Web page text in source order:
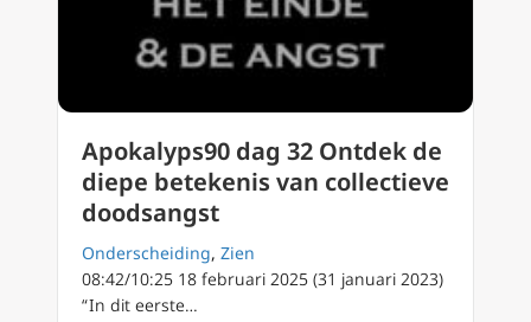
Apokalyps90 dag 32 Ontdek de
diepe betekenis van collectieve
doodsangst
Onderscheiding, Zien
08:42/10:25 18 februari 2025 (31 januari 2023)
“ In dit eerste…